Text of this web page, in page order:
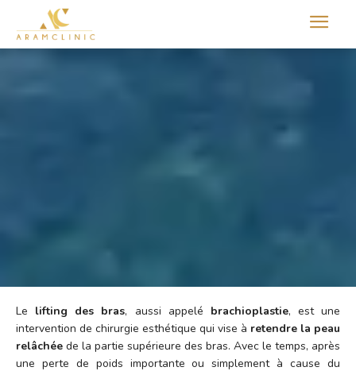
Aram international
Le lifting des bras, aussi appelé brachioplastie, est une
intervention de chirurgie esthétique qui vise à retendre la peau
relâchée de la partie supérieure des bras. Avec le temps, après
une perte de poids importante ou simplement à cause du